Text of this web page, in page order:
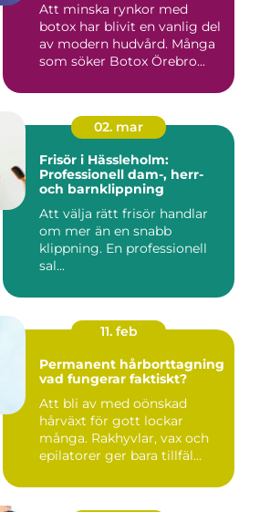
Att minska rynkor med
botox har blivit en vanlig del
av modern hudvård. Många
som söker Botox Örebro...
02. mar
Frisör i Hässleholm:
Professionell dam-, herr-
och barnklippning
Att välja rätt frisör handlar
om mer än en snabb
klippning. En professionell
sal...
11. feb
Permanent hårborttagning
vad fungerar faktiskt?
Att bli av med oönskad
hårväxt för gott lockar
många. Rakhyvlar, vax och
epilatorer ger bara tillfäl...